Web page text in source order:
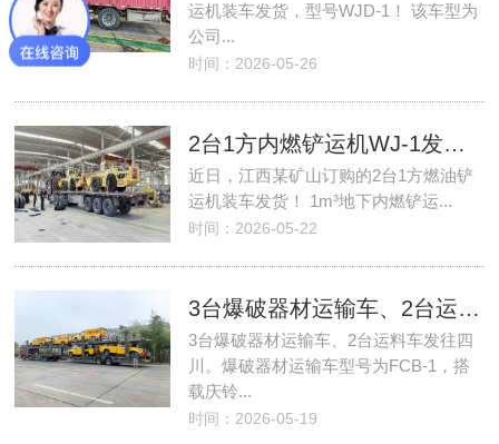
运机装车发货，型号WJD-1！ 该车型为
公司...
时间：2026-05-26
2台1方内燃铲运机WJ-1发往江西
近日，江西某矿山订购的2台1方燃油铲
运机装车发货！ 1m³地下内燃铲运...
时间：2026-05-22
3台爆破器材运输车、2台运料车发往四川
3台爆破器材运输车、2台运料车发往四
川。爆破器材运输车型号为FCB-1，搭
载庆铃...
时间：2026-05-19